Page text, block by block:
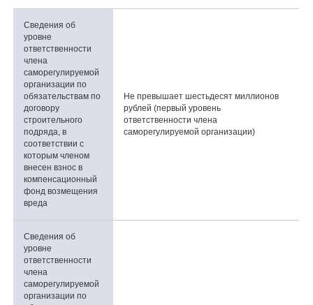
Сведения об
уровне
ответственности
члена
саморегулируемой
организации по
обязательствам по
договору
строительного
подряда, в
соответствии с
которым членом
внесен взнос в
компенсационный
фонд возмещения
вреда
Не превышает шестьдесят миллионов
рублей (первый уровень
ответственности члена
саморегулируемой организации)
Сведения об
уровне
ответственности
члена
саморегулируемой
организации по